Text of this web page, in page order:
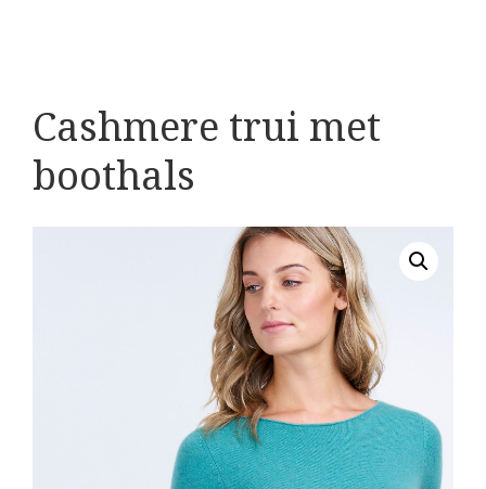
Cashmere trui met
boothals